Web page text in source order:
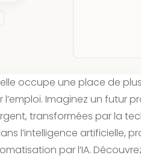
occupe une place de
l’emploi. Imaginez un futur
transformées par la
l’intelligence artificielle,
par l’IA.